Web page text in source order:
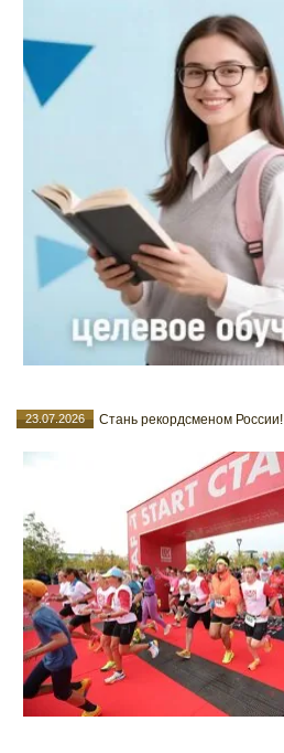
23.07.2026 Стань рекордсменом России!